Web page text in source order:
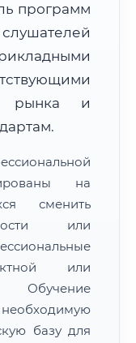
дня
ФИС ФРДО
и просмотра
программ
рынка и
на
сменить
или
или
Обучение
базу для